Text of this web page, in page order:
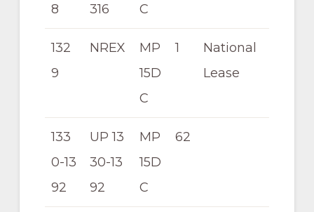
8
316
C
132
9
NREX
MP
15D
C
1
National
Lease
133
0-13
92
UP 13
30-13
92
MP
15D
C
62